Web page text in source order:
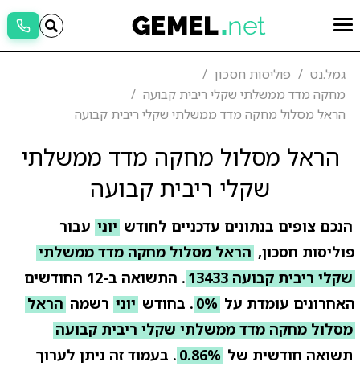
גמל.נט
פוליסות חסכון
מחקה מדד ממשלתי שקלי ריבית קבועה
הראל מסלול מחקה מדד ממשלתי שקלי ריבית קבועה
הראל מסלול מחקה מדד ממשלתי
שקלי ריבית קבועה
הנכם צופים בנתונים עדכניים לחודש יוני עבור
פוליסות חסכון, הראל מסלול מחקה מדד ממשלתי
שקלי ריבית קבועה 13433
. התשואה ב-12 החודשים
האחרונים עומדת על 0% . בחודש יוני רשמה הראל
מסלול מחקה מדד ממשלתי שקלי ריבית קבועה
תשואה חודשית של 0.86% . בעמוד זה ניתן לערוך